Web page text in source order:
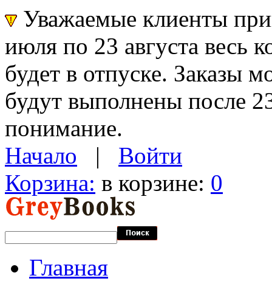
Уважаемые клиенты
июля по 23 августа весь
будет в отпуске. Заказы
будут выполнены после
понимание.
Начало | Войти
Корзина: в корзине: 0
Главная